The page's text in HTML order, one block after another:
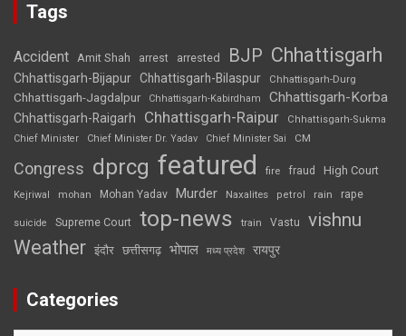
Tags
Accident Amit Shah arrest arrested BJP Chhattisgarh
Chhattisgarh-Bijapur Chhattisgarh-Bilaspur Chhattisgarh-Durg
Chhattisgarh-Jagdalpur Chhattisgarh-Kabirdham Chhattisgarh-Korba
Chhattisgarh-Raigarh Chhattisgarh-Raipur
Chhattisgarh-Sukma
Chief Minister
Chief Minister Dr. Yadav Chief Minister Sai CM
Congress dprcg featured fire fraud High Court
Kejriwal mohan Mohan Yadav Murder Naxalites petrol rain rape
suicide Supreme Court top-news train Vastu vishnu
Weather इंदौर छत्तीसगढ़ भोपाल मध्य प्रदेश रायपुर
Categories